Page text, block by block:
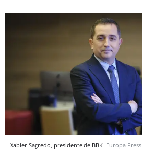
Xabier Sagredo, presidente de BBK Europa Press